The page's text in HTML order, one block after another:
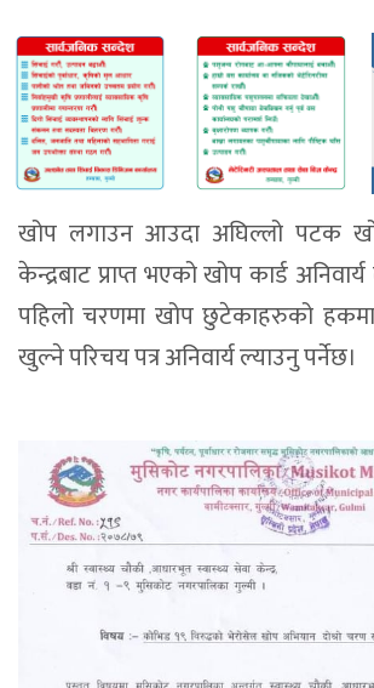
खोप लगाउन आउदा अघिल्लो पटक
केन्द्रबाट प्राप्त भएको खोप कार्ड
पहिलो चरणमा खोप छुटेकाहरुको
खुल्ने परिचय पत्र अनिवार्य ल्याउनु पर्नेछ।